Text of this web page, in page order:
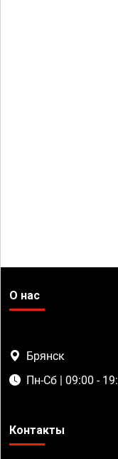
О нас
Брянск
Пн-Сб | 09:00 -
Контакты